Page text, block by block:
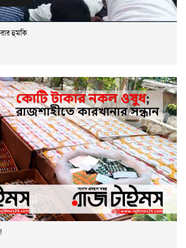
হুমকি